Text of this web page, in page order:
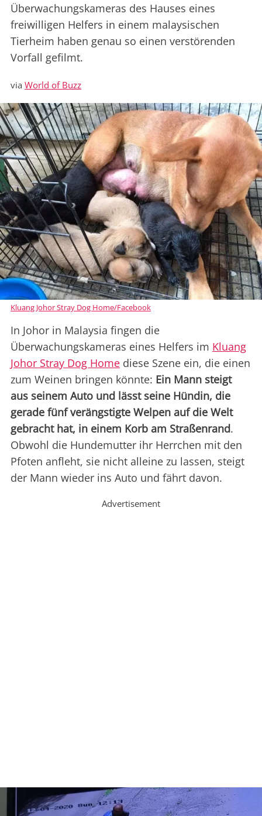
Überwachungskameras des Hauses eines
freiwilligen Helfers in einem malaysischen
Tierheim haben genau so einen verstörenden
Vorfall gefilmt.
via World of Buzz
Kluang Johor Stray Dog Home/Facebook
In Johor in Malaysia fingen die
Überwachungskameras eines Helfers im Kluang
Johor Stray Dog Home diese Szene ein, die einen
zum Weinen bringen könnte: Ein Mann steigt
aus seinem Auto und lässt seine Hündin, die
gerade fünf verängstigte Welpen auf die Welt
gebracht hat, in einem Korb am Straßenrand.
Obwohl die Hundemutter ihr Herrchen mit den
Pfoten anfleht, sie nicht alleine zu lassen, steigt
der Mann wieder ins Auto und fährt davon.
Advertisement